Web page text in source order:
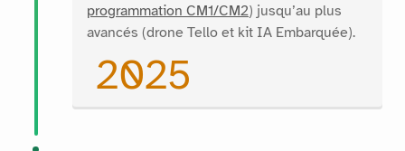
programmation CM1/CM2) jusqu’au plus
avancés (drone Tello et kit IA Embarquée).
2025